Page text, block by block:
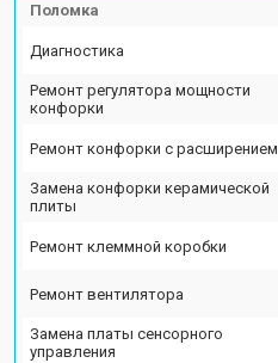
Поломка
Диагностика
Ремонт регулятора мощности
конфорки
Ремонт конфорки с расширением
Замена конфорки керамической
плиты
Ремонт клеммной коробки
Ремонт вентилятора
Замена платы сенсорного
управления